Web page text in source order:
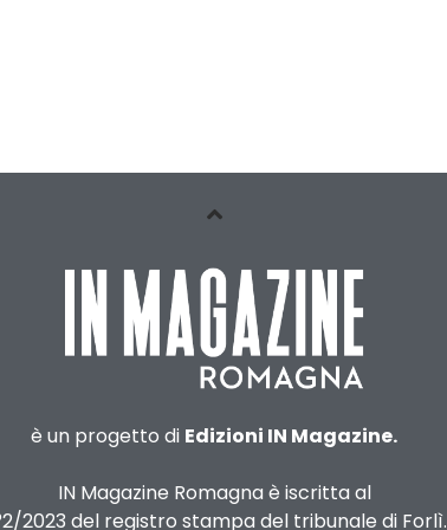
è un progetto di Edizioni IN Magazine.
IN Magazine Romagna è iscritta al
2023 del registro stampa del tribunale di Forlì.